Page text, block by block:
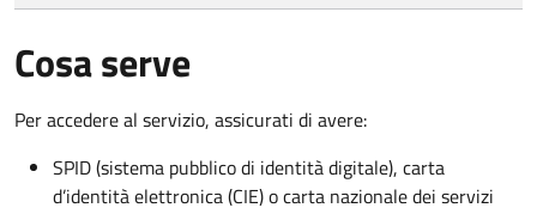
Cosa serve
Per accedere al servizio, assicurati di avere:
SPID (sistema pubblico di identità digitale), carta
d’identità elettronica (CIE) o carta nazionale dei servizi